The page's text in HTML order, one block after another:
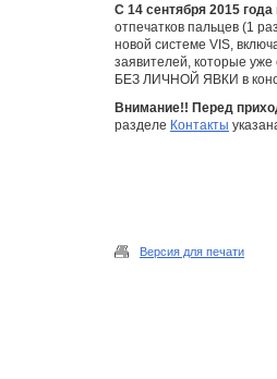
С 14 сентября 2015 года
отпечатков пальцев (1
новой системе VIS,
заявителей, которые
БЕЗ ЛИЧНОЙ ЯВКИ в
Внимание!! Перед
разделе Контакты
Версия для печати